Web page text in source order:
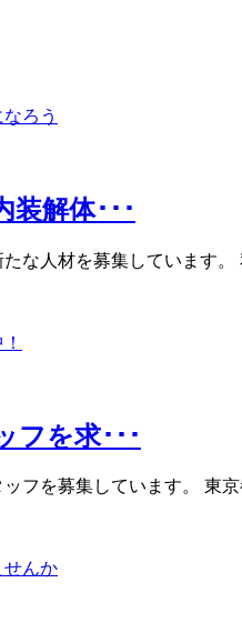
装解体･･･
な人材を募集しています
フを求･･･
フを募集しています。